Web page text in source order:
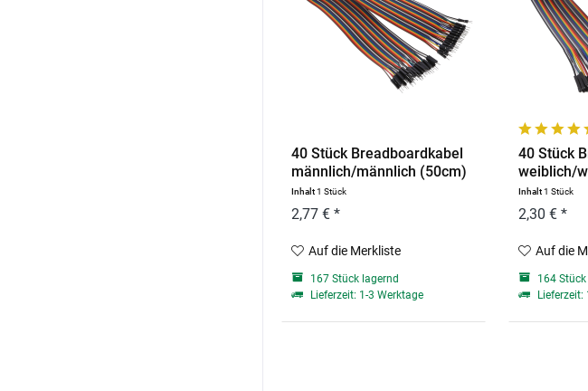
40 Stück Breadboardkabel
männlich/männlich (50cm)
Inhalt1 Stück
2,77 € *
Auf die Merkliste
167 Stück lagernd
Lieferzeit: 1-3 Werktage
40 Stück
weiblich/
Inhalt1 Stück
2,30 € *
Auf die
164
Lieferzeit: